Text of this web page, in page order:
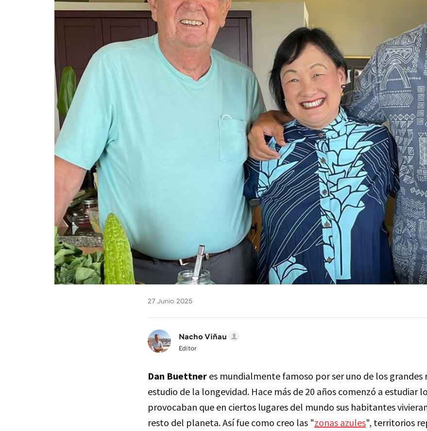
27 Junio 2025
Nacho Viñau
Editor
Dan Buettner es mundialmente famoso por ser uno de los grandes
estudio de la longevidad. Hace más de 20 años comenzó a estudiar
provocaban que en ciertos lugares del mundo sus habitantes
resto del planeta. Así fue como creo las "zonas azules", territorios